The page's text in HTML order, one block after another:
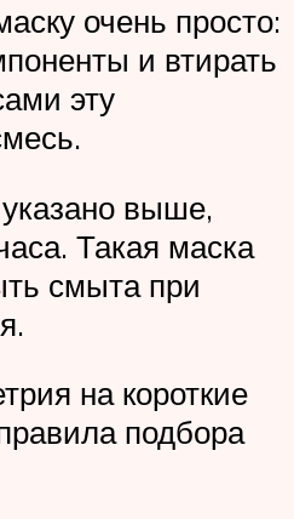
очень просто:
и втирать
эту
выше,
Такая маска
смыта при
на короткие
подбора